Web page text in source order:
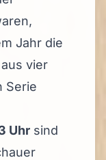
Jahr die
vier
Serie
Uhr sind